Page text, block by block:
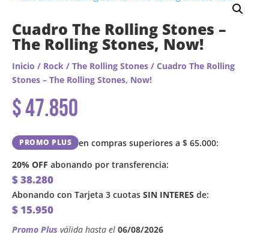
Cuadro The Rolling Stones –
The Rolling Stones, Now!
Inicio / Rock / The Rolling Stones / Cuadro The Rolling
Stones – The Rolling Stones, Now!
$47.850
PROMO PLUS en compras superiores a $ 65.000:
20% OFF abonando por transferencia:
$38.280
Abonando con Tarjeta 3 cuotas SIN INTERES de:
$ 15.950
Promo Plus válida hasta el 06/08/2026